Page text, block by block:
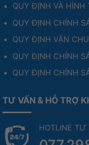
QUY ĐỊNH VÀ HÌNH
QUY ĐỊNH CHÍNH
QUY ĐỊNH VẬN
QUY ĐỊNH CHÍNH
QUY ĐỊNH CHÍNH
TƯ VẤN & HỖ TRỢ
HOTLINE TƯ